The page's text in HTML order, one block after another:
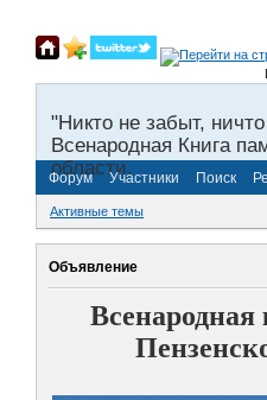
Из
"Никто не забыт,
Всенародная Книга
области.
Форум Участники Поиск
Активные темы
Объявление